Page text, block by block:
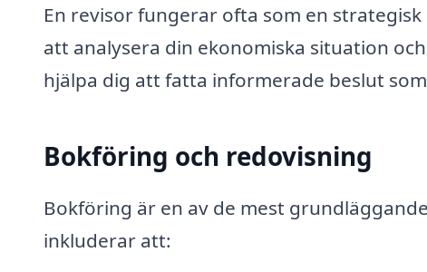
En revisor fungerar ofta som en
att analysera din ekonomiska situation
hjälpa dig att fatta informerade beslut
Bokföring och redovisning
Bokföring är en av de mest
inkluderar att: